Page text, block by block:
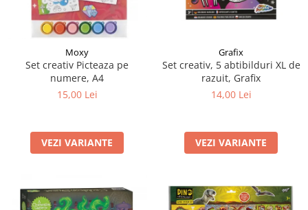
Moxy
Set creativ Picteaza pe
numere, A4
15,00 Lei
VEZI VARIANTE
Grafix
Set creativ, 5 abtibilduri XL de
razuit, Grafix
14,00 Lei
VEZI VARIANTE